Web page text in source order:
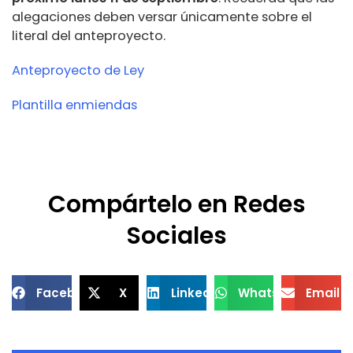
alegaciones deben versar únicamente sobre el
literal del anteproyecto.
Anteproyecto de Ley
Plantilla enmiendas
Compártelo en Redes
Sociales
Facebook X LinkedIn WhatsApp Email